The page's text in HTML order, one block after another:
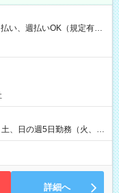
、日の週5日勤務（火、水
期休暇有り！） ・ワンシ
詳細へ